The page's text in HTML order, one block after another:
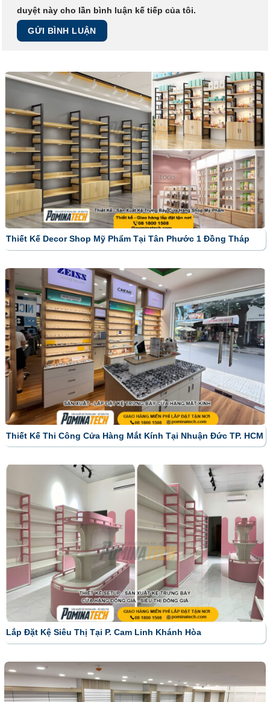
duyệt này cho lần bình luận kế tiếp của tôi.
Thiết Kế Decor Shop Mỹ Phẩm Tại Tân Phước 1 Đồng Tháp
Thiết Kế Thi Công Cửa Hàng Mắt Kính Tại Nhuận Đức TP. HCM
Lắp Đặt Kệ Siêu Thị Tại P. Cam Linh Khánh Hòa